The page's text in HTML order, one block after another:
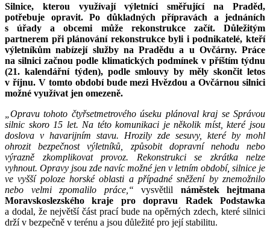
Silnice, kterou využívají výletníci směřující na Praděd,
potřebuje opravit. Po důkladných přípravách a jednáních
s úřady a obcemi může rekonstrukce začít. Důležitým
partnerem při plánování rekonstrukce byli i podnikatelé, kteří
výletníkům nabízejí služby na Pradědu a u Ovčárny. Práce
na silnici začnou podle klimatických podmínek v příštím týdnu
(21. kalendářní týden), podle smlouvy by měly skončit letos
v říjnu. V tomto období bude mezi Hvězdou a Ovčárnou silnici
možné využívat jen omezeně.
„Opravu tohoto čtyřsetmetrového úseku plánoval kraj se Správou
silnic skoro 15 let. Na této komunikaci je několik míst, které jsou
doslova v havarijním stavu. Hrozily zde sesuvy, které by mohl
ohrozit bezpečnost výletníků, způsobit dopravní nehodu nebo
výrazně zkomplikovat provoz. Rekonstrukci se zkrátka nelze
vyhnout. Opravy jsou zde navíc možné jen v letním období, silnice je
ve vyšší poloze horské oblasti a případné sněžení by znemožnilo
nebo velmi zpomalilo práce,“ vysvětlil náměstek hejtmana
Moravskoslezského kraje pro dopravu Radek Podstawka
a dodal, že největší část prací bude na opěrných zdech, které silnici
drží v bezpečně v terénu a jsou důležité pro její stabilitu.